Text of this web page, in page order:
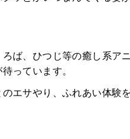
ば、ひつじ等の癒し系ア
っています。
エサやり、ふれあい体験